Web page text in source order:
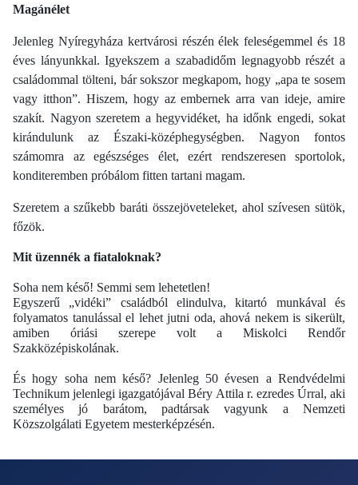
Magánélet
Jelenleg Nyíregyháza kertvárosi részén élek feleségemmel és 18
éves lányunkkal. Igyekszem a szabadidőm legnagyobb részét a
családommal tölteni, bár sokszor megkapom, hogy „apa te sosem
vagy itthon”. Hiszem, hogy az embernek arra van ideje, amire
szakít. Nagyon szeretem a hegyvidéket, ha időnk engedi, sokat
kirándulunk az Északi-középhegységben. Nagyon fontos
számomra az egészséges élet, ezért rendszeresen sportolok,
konditeremben próbálom fitten tartani magam.
Szeretem a szűkebb baráti összejöveteleket, ahol szívesen sütök,
főzök.
Mit üzennék a fiataloknak?
Soha nem késő! Semmi sem lehetetlen!
Egyszerű „vidéki” családból elindulva, kitartó munkával és
folyamatos tanulással el lehet jutni oda, ahová nekem is sikerült,
amiben óriási szerepe volt a Miskolci Rendőr
Szakközépiskolának.
És hogy soha nem késő? Jelenleg 50 évesen a Rendvédelmi
Technikum jelenlegi igazgatójával Béry Attila r. ezredes Úrral, aki
személyes jó barátom, padtársak vagyunk a Nemzeti
Közszolgálati Egyetem mesterképzésén.